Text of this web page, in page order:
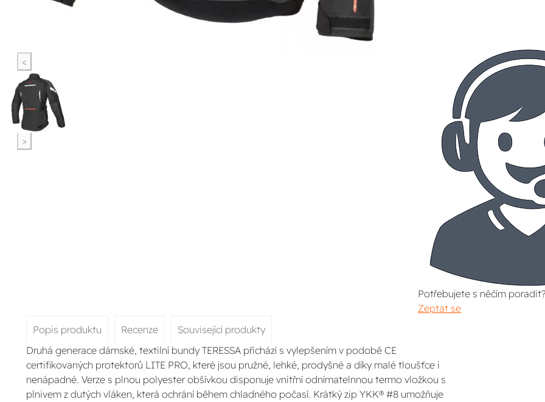
<
>
Potřebujete s něčím poradit?
Zeptat se
Popis produktu
Recenze
Související produkty
Druhá generace dámské, textilní bundy TERESSA přichází s vylepšením v podobě CE
certifikovaných protektorů LITE PRO, které jsou pružné, lehké, prodyšné a díky malé tloušťce i
nenápadné. Verze s plnou polyester obšívkou disponuje vnitřní odnímatelnnou termo vložkou s
plnivem z dutých vláken, která ochrání během chladného počasí. Krátký zip YKK® #8 umožňuje